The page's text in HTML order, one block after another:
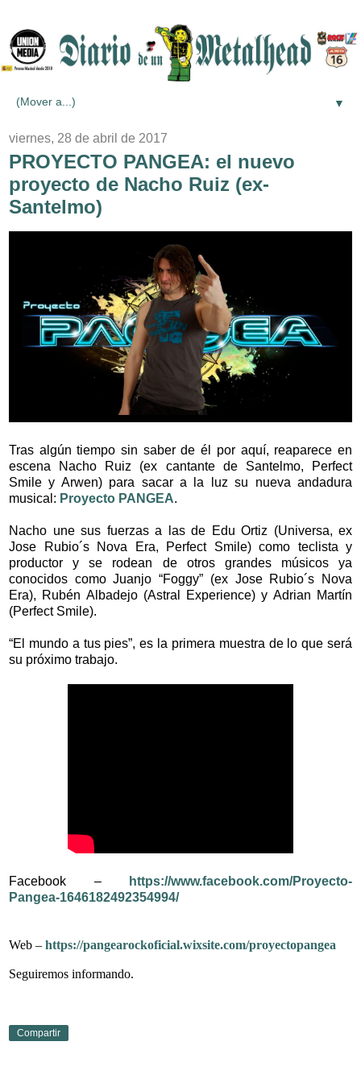
▼
viernes, 28 de abril de 2017
PROYECTO PANGEA: el nuevo
proyecto de Nacho Ruiz (ex-
Santelmo)
Tras algún tiempo sin saber de él por aquí, reaparece en
escena Nacho Ruiz (ex cantante de Santelmo, Perfect
Smile y Arwen) para sacar a la luz su nueva andadura
musical: Proyecto PANGEA.
Nacho une sus fuerzas a las de Edu Ortiz (Universa, ex
Jose Rubio´s Nova Era, Perfect Smile) como teclista y
productor y se rodean de otros grandes músicos ya
conocidos como Juanjo “Foggy” (ex Jose Rubio´s Nova
Era), Rubén Albadejo (Astral Experience) y Adrian Martín
(Perfect Smile).
“El mundo a tus pies”, es la primera muestra de lo que será
su próximo trabajo.
Facebook –
https://www.facebook.com/Proyecto-
Pangea-1646182492354994/
Web – https://pangearockoficial.wixsite.com/proyectopangea
Seguiremos informando.
Compartir